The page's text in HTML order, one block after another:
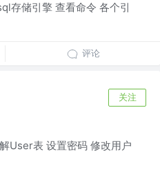
存储引擎 查看命令 各个引
评论
关注
User表 设置密码 修改用户